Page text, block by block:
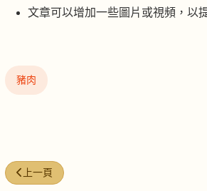
文章可以增加一些圖片或視頻，以
豬肉
上一篇文章: 鮮百合泡基圍蝦
上一頁